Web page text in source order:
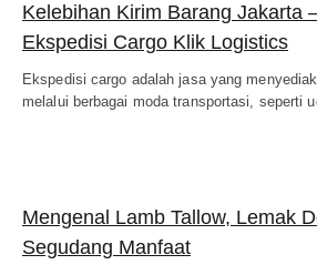
Kelebihan Kirim Barang Jakarta
Ekspedisi Cargo Klik Logistics
Ekspedisi cargo adalah jasa yang
melalui berbagai moda transportasi, seperti
Mengenal Lamb Tallow, Lemak
Segudang Manfaat